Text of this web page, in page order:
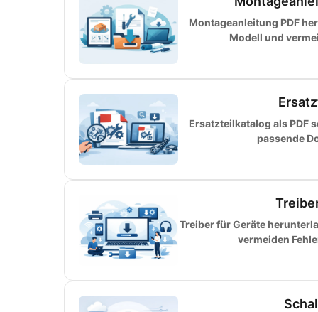
Montageanleitung PDF
Modell und
Ersatzteilkatalog als PDF
passende
Treiber für Geräte
vermeiden